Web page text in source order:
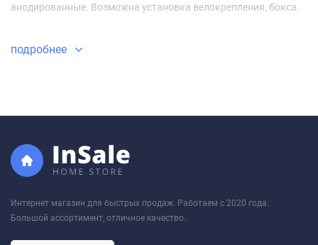
анодированные. Возможна установка велокрепления, бокса.
установке, объясним правила и условия эксплуатации.
подробнее
Интернет магазин для быстрых продаж. Работаем с 2020 года.
Большой ассортимент, отличное качество.